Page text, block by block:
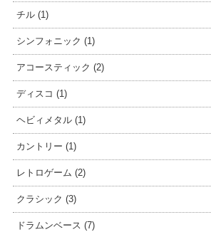
チル (1)
シンフォニック (1)
アコースティック (2)
ディスコ (1)
ヘビィメタル (1)
カントリー (1)
レトロゲーム (2)
クラシック (3)
ドラムンベース (7)